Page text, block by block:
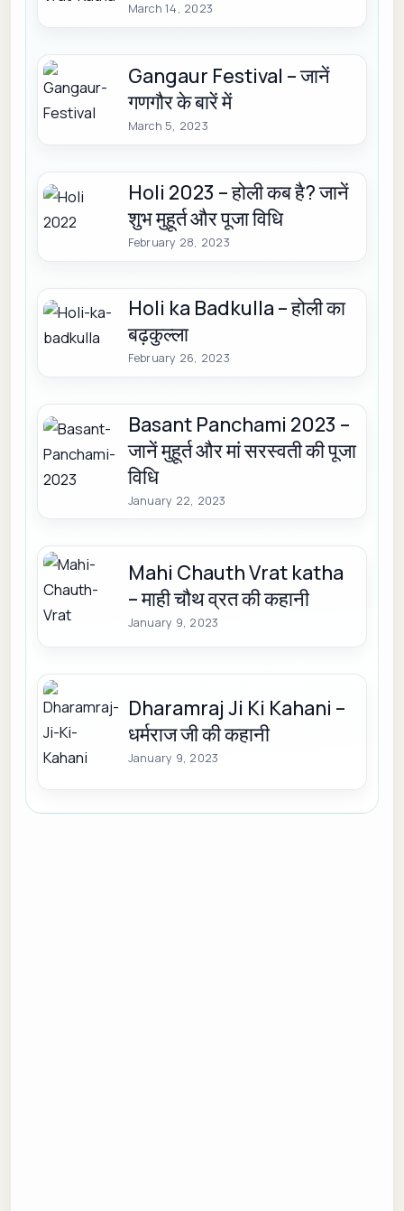
March 14, 2023
Gangaur Festival – जानें
गणगौर के बारें में
March 5, 2023
Holi 2023 – होली कब है? जानें
शुभ मुहूर्त और पूजा विधि
February 28, 2023
Holi ka Badkulla – होली का
बढ़कुल्ला
February 26, 2023
Basant Panchami 2023 –
जानें मुहूर्त और मां सरस्वती की पूजा
विधि
January 22, 2023
Mahi Chauth Vrat katha
– माही चौथ व्रत की कहानी
January 9, 2023
Dharamraj Ji Ki Kahani –
धर्मराज जी की कहानी
January 9, 2023